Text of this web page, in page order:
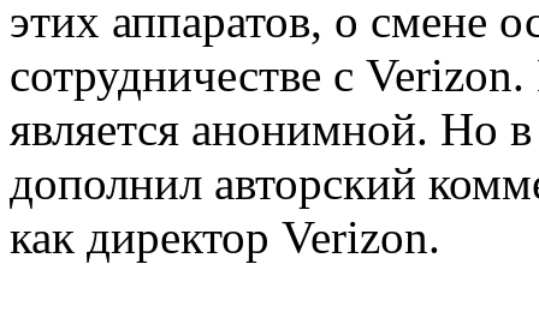
этих аппаратов, о смене
сотрудничестве с
является анонимной. Но
дополнил авторский
как директор Verizon.